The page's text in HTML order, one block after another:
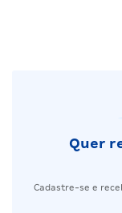
Quer
Cadastre-se e